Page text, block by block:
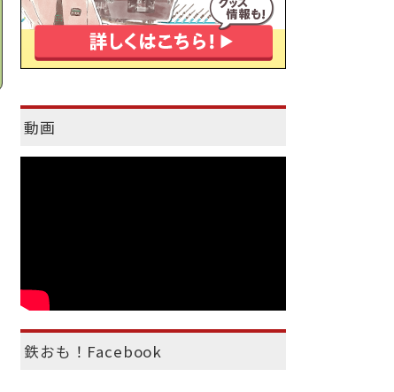
動画
鉄おも！Facebook